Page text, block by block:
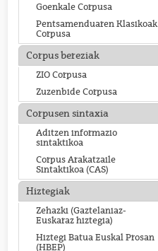
Goenkale Corpusa
Pentsamenduaren Klasikoak
Corpusa
Corpus bereziak
ZIO Corpusa
Zuzenbide Corpusa
Corpusen sintaxia
Aditzen informazio
sintaktikoa
Corpus Arakatzaile
Sintaktikoa (CAS)
Hiztegiak
Zehazki (Gaztelaniaz-
Euskaraz hiztegia)
Hiztegi Batua Euskal Prosan
(HBEP)